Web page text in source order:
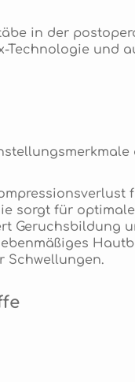
in der
und
sorgt für
Geruchsbildung
Schwellungen.